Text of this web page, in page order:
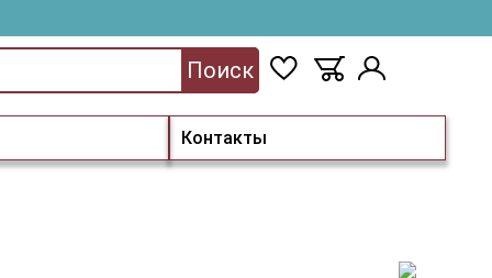
Контакты
Поиск